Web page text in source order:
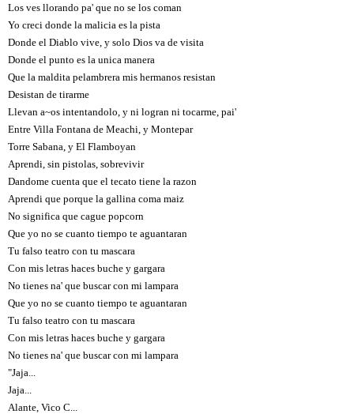
Los ves llorando pa' que no se los coman
Yo creci donde la malicia es la pista
Donde el Diablo vive, y solo Dios va de visita
Donde el punto es la unica manera
Que la maldita pelambrera mis hermanos resistan
Desistan de tirarme
Llevan a~os intentandolo, y ni logran ni tocarme, pai'
Entre Villa Fontana de Meachi, y Montepar
Torre Sabana, y El Flamboyan
Aprendi, sin pistolas, sobrevivir
Dandome cuenta que el tecato tiene la razon
Aprendi que porque la gallina coma maiz
No significa que cague popcorn
Que yo no se cuanto tiempo te aguantaran
Tu falso teatro con tu mascara
Con mis letras haces buche y gargara
No tienes na' que buscar con mi lampara
Que yo no se cuanto tiempo te aguantaran
Tu falso teatro con tu mascara
Con mis letras haces buche y gargara
No tienes na' que buscar con mi lampara
"Jaja...
Jaja...
Alante, Vico C...